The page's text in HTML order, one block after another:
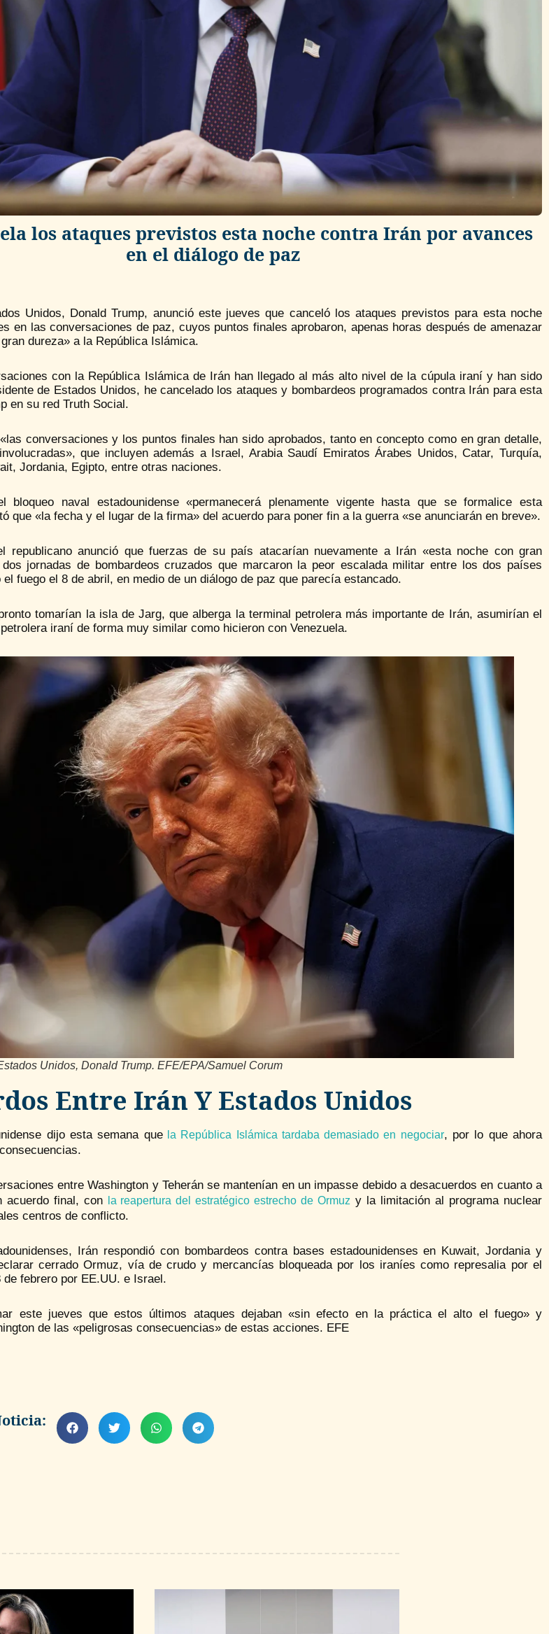
los ataques previstos esta noche contra Irán por avances
en el diálogo de paz
Unidos, Donald Trump, anunció este jueves que canceló los ataques previstos para esta noche
en las conversaciones de paz, cuyos puntos finales aprobaron, apenas horas después de amenazar
dureza» a la República Islámica.
con la República Islámica de Irán han llegado al más alto nivel de la cúpula iraní y han sido
de Estados Unidos, he cancelado los ataques y bombardeos programados contra Irán para esta
en su red Truth Social.
conversaciones y los puntos finales han sido aprobados, tanto en concepto como en gran detalle,
que incluyen además a Israel, Arabia Saudí Emiratos Árabes Unidos, Catar, Turquía,
Jordania, Egipto, entre otras naciones.
bloqueo naval estadounidense «permanecerá plenamente vigente hasta que se formalice esta
que «la fecha y el lugar de la firma» del acuerdo para poner fin a la guerra «se anunciarán en breve».
republicano anunció que fuerzas de su país atacarían nuevamente a Irán «esta noche con gran
jornadas de bombardeos cruzados que marcaron la peor escalada militar entre los dos países
fuego el 8 de abril, en medio de un diálogo de paz que parecía estancado.
tomarían la isla de Jarg, que alberga la terminal petrolera más importante de Irán, asumirían el
iraní de forma muy similar como hicieron con Venezuela.
Unidos, Donald Trump. EFE/EPA/Samuel Corum
Entre Irán Y Estados Unidos
dijo esta semana quela República Islámica tardaba demasiado en negociar, por lo que ahora
entre Washington y Teherán se mantenían en un impasse debido a desacuerdos en cuanto a
acuerdo final, con
la reapertura del estratégico estrecho de Ormuz y la limitación al programa nuclear
centros de conflicto.
Irán respondió con bombardeos contra bases estadounidenses en Kuwait, Jordania y
cerrado Ormuz, vía de crudo y mercancías bloqueada por los iraníes como represalia por el
febrero por EE.UU. e Israel.
este jueves que estos últimos ataques dejaban «sin efecto en la práctica el alto el fuego» y
de las «peligrosas consecuencias» de estas acciones. EFE